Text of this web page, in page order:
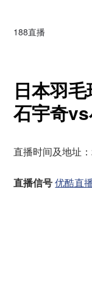
188直播
日本羽
石宇奇
直播时间及地址
直播信号优酷直